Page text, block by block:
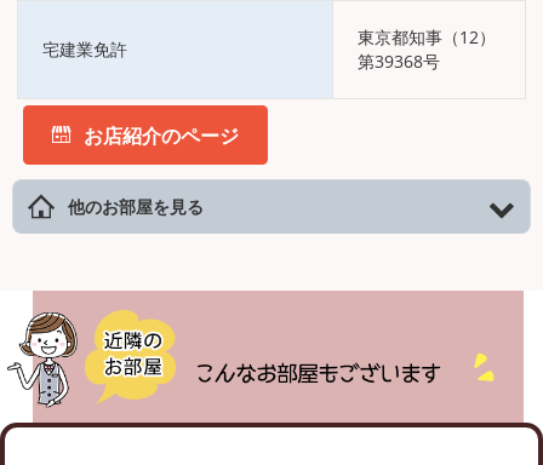
宅建業免許
東京都知事（12）
第39368号
お店紹介のページ
他のお部屋を見る